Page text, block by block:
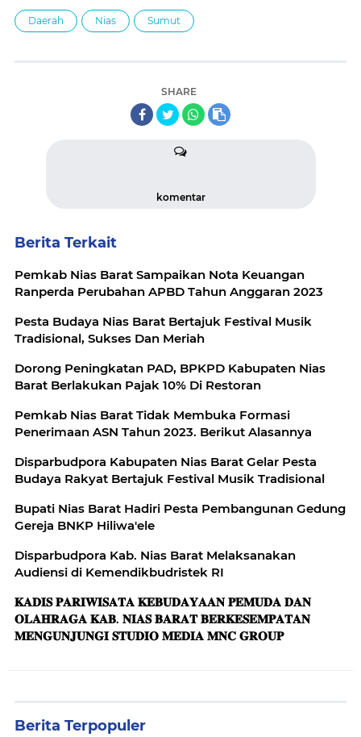
Daerah Nias Sumut
SHARE
komentar
Berita Terkait
Pemkab Nias Barat Sampaikan Nota Keuangan
Ranperda Perubahan APBD Tahun Anggaran 2023
Pesta Budaya Nias Barat Bertajuk Festival Musik
Tradisional, Sukses Dan Meriah
Dorong Peningkatan PAD, BPKPD Kabupaten Nias
Barat Berlakukan Pajak 10% Di Restoran
Pemkab Nias Barat Tidak Membuka Formasi
Penerimaan ASN Tahun 2023. Berikut Alasannya
Disparbudpora Kabupaten Nias Barat Gelar Pesta
Budaya Rakyat Bertajuk Festival Musik Tradisional
Bupati Nias Barat Hadiri Pesta Pembangunan Gedung
Gereja BNKP Hiliwa'ele
Disparbudpora Kab. Nias Barat Melaksanakan
Audiensi di Kemendikbudristek RI
𝐊𝐀𝐃𝐈𝐒 𝐏𝐀𝐑𝐈𝐖𝐈𝐒𝐀𝐓𝐀 𝐊𝐄𝐁𝐔𝐃𝐀𝐘𝐀𝐀𝐍 𝐏𝐄𝐌𝐔𝐃𝐀 𝐃𝐀𝐍
𝐎𝐋𝐀𝐇𝐑𝐀𝐆𝐀 𝐊𝐀𝐁. 𝐍𝐈𝐀𝐒 𝐁𝐀𝐑𝐀𝐓 𝐁𝐄𝐑𝐊𝐄𝐒𝐄𝐌𝐏𝐀𝐓𝐀𝐍
𝐌𝐄𝐍𝐆𝐔𝐍𝐉𝐔𝐍𝐆𝐈 𝐒𝐓𝐔𝐃𝐈𝐎 𝐌𝐄𝐃𝐈𝐀 𝐌𝐍𝐂 𝐆𝐑𝐎𝐔𝐏
Berita Terpopuler